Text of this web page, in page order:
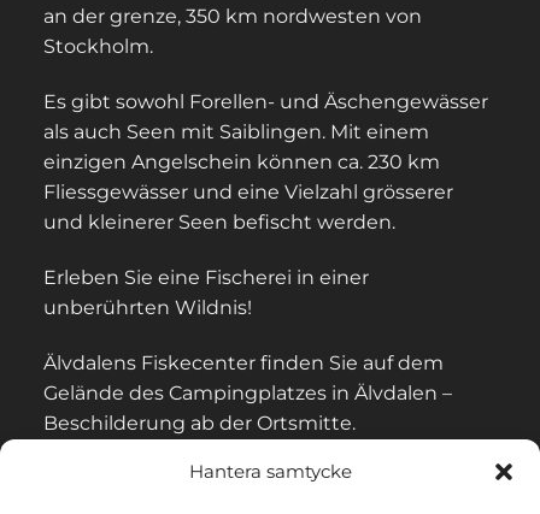
Hantera samtycke
an der grenze, 350 km nordwesten von
Stockholm.
Es gibt sowohl Forellen- und Äschengewässer
als auch Seen mit Saiblingen. Mit einem
einzigen Angelschein können ca. 230 km
Fliessgewässer und eine Vielzahl grösserer
und kleinerer Seen befischt werden.
Erleben Sie eine Fischerei in einer
unberührten Wildnis!
Älvdalens Fiskecenter finden Sie auf dem
Gelände des Campingplatzes in Älvdalen –
Beschilderung ab der Ortsmitte.